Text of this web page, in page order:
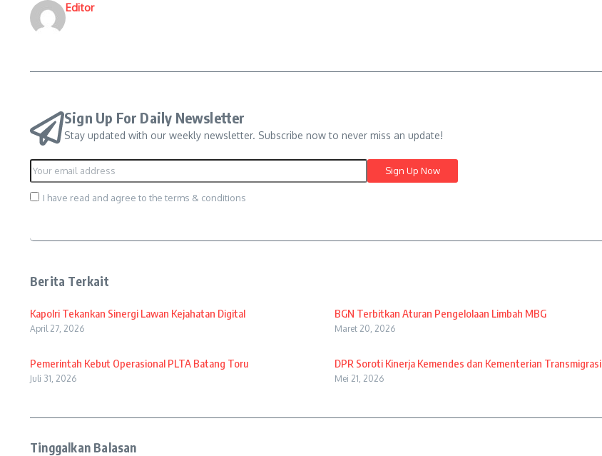
Editor
Sign Up For Daily Newsletter
Stay updated with our weekly newsletter. Subscribe now to never miss an update!
I have read and agree to the terms & conditions
Berita Terkait
Kapolri Tekankan Sinergi Lawan Kejahatan Digital
April 27, 2026
BGN Terbitkan Aturan Pengelolaan Limbah MBG
Maret 20, 2026
Pemerintah Kebut Operasional PLTA Batang Toru
Juli 31, 2026
DPR Soroti Kinerja Kemendes dan Kementerian Transmigrasi
Mei 21, 2026
Tinggalkan Balasan